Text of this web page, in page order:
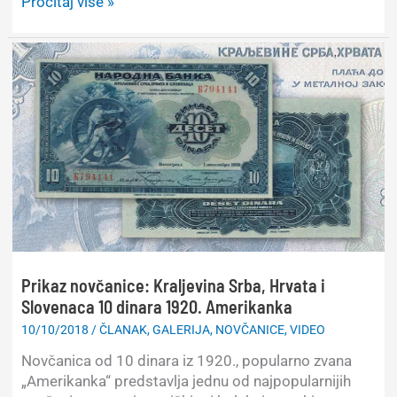
prepoznati
svijeta
kroz
20
tisuća
različitih
novčanica
Prikaz novčanice: Kraljevina Srba, Hrvata i
Slovenaca 10 dinara 1920. Amerikanka
10/10/2018 /ČLANAK,GALERIJA, NOVČANICE,VIDEO
Novčanica od 10 dinara iz 1920., popularno zvana
„Amerikanka“ predstavlja jednu od najpopularnijih